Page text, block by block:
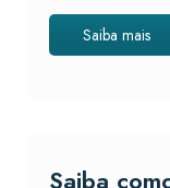
Saiba mais
Saiba